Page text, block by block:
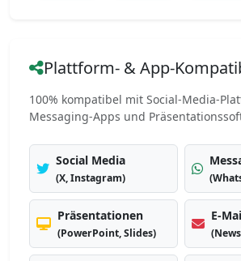
Plattform- & App-
100% kompatibel mit Social-Media-
Messaging-Apps und
Social Media
(X, Instagram)
Präsentationen
(PowerPoint, Slides)
E-